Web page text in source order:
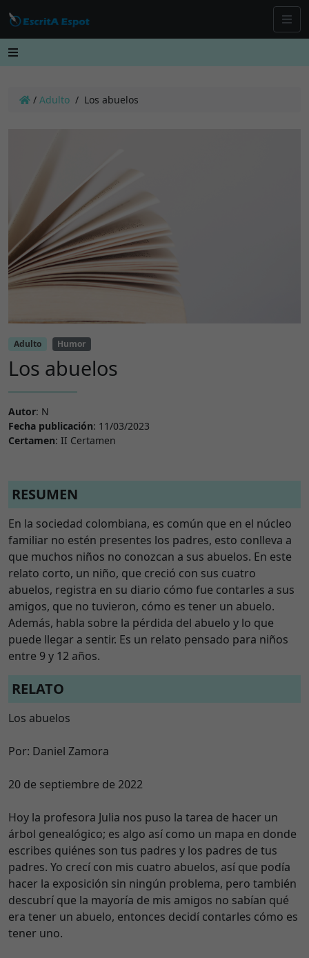
/ Adulto / Los abuelos
Adulto Humor
Los abuelos
Autor: N
Fecha publicación: 11/03/2023
Certamen: II Certamen
RESUMEN
En la sociedad colombiana, es común que en el núcleo
familiar no estén presentes los padres, esto conlleva a
que muchos niños no conozcan a sus abuelos. En este
relato corto, un niño, que creció con sus cuatro
abuelos, registra en su diario cómo fue contarles a sus
amigos, que no tuvieron, cómo es tener un abuelo.
Además, habla sobre la pérdida del abuelo y lo que
puede llegar a sentir. Es un relato pensado para niños
entre 9 y 12 años.
RELATO
Los abuelos
Por: Daniel Zamora
20 de septiembre de 2022
Hoy la profesora Julia nos puso la tarea de hacer un
árbol genealógico; es algo así como un mapa en donde
escribes quiénes son tus padres y los padres de tus
padres. Yo crecí con mis cuatro abuelos, así que podía
hacer la exposición sin ningún problema, pero también
descubrí que la mayoría de mis amigos no sabían qué
era tener un abuelo, entonces decidí contarles cómo es
tener uno.